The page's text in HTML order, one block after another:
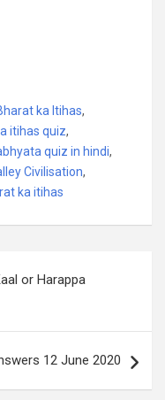
ka Itihas,
itihas quiz,
quiz in hindi,
Civilisation,
ka itihas
or Harappa
12 June 2020